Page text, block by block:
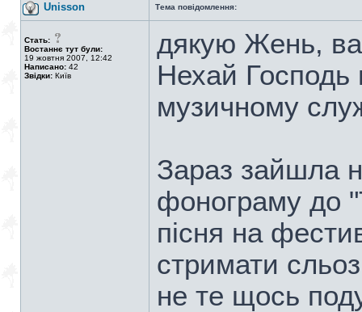
Unisson Тема повідомлення:
Стать:
Востаннє тут були:
19 жовтня 2007, 12:42
Написано: 42
Звідки: Київ
дякую Жень,
Нехай Господь
музичному
Зараз зайшла
фонограму до
пісня на
стримати
не те щось